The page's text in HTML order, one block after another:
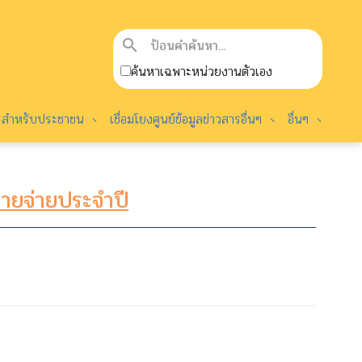
search
ค้นหาเฉพาะหน่วยงานตัวเอง
สำหรับประชาชน เชื่อมโยงศูนย์ข้อมูลข่าวสารอื่นๆ อื่นๆ
จ่ายประจำปี